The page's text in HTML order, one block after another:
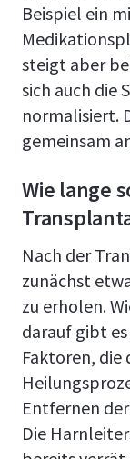
Beispiel ein
steigt aber
sich auch die
normalisiert.
gemeinsam
Wie lange
Nach der
zunächst
zu erholen.
darauf gibt
Faktoren, die
Entfernen
Die